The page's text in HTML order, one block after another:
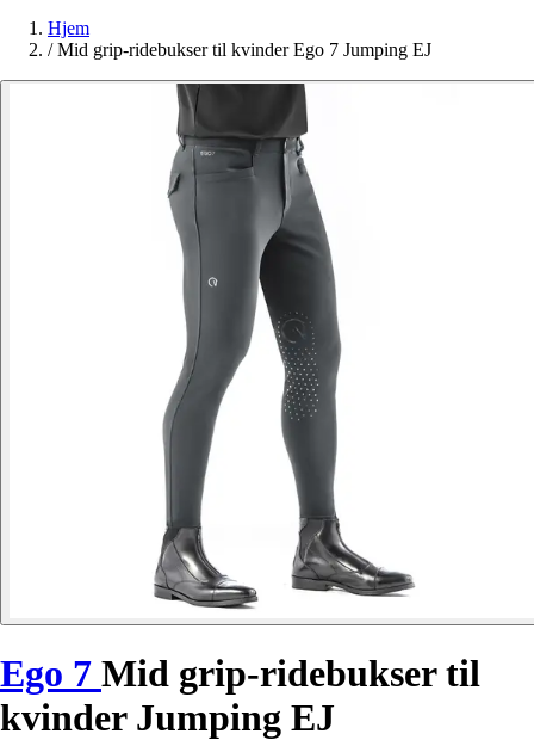
Hjem
/ Mid grip-ridebukser til kvinder Ego 7 Jumping EJ
Ego 7 Mid grip-ridebukser til
kvinder Jumping EJ